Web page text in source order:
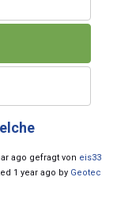
ago gefragt von eis33
1 year ago by Geotec